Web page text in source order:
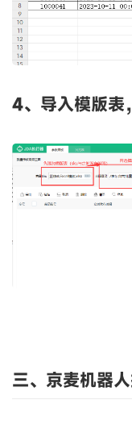
4、导入模版表
三、京麦机器